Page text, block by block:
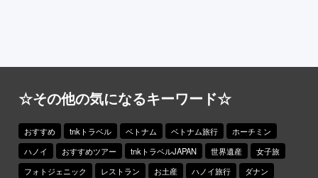
☆その他の気になるキーワード☆
おすすめ tnkトラベル ベトナム ベトナム旅行
ホーチミン
ハノイ
おすすめツアー tnkトラベルJAPAN 世界遺産
女子旅
フォトジェニック
レストラン お土産 ハノイ旅行
ダナン